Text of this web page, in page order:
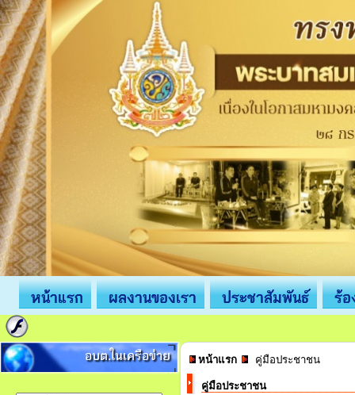
หน้าแรก ผลงานของเรา ประชาสัมพันธ์ ร้
อบต.ในเครือข่าย หน้าแรก คู่มือประชาชน
คู่มือประชาชน